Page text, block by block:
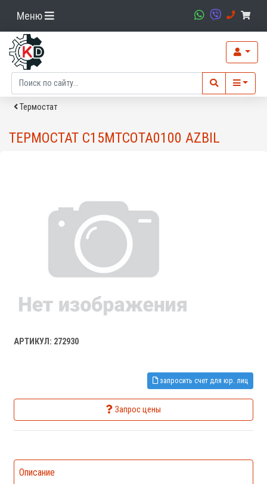
Меню
Термостат
ТЕРМОСТАТ C15MTCOTA0100 AZBIL
АРТИКУЛ: 272930
запросить счет для юр. лиц
Запрос цены
Описание